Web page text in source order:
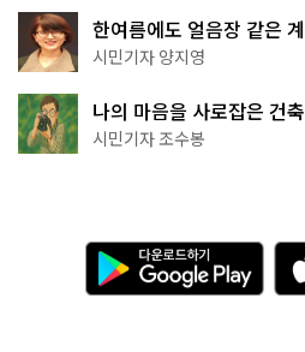
한여름에도 얼음장 같은
천국이네~
시민기자 양지영
나의 마음을 사로잡은 건
상작 공개!
시민기자 조수봉
다
운
로